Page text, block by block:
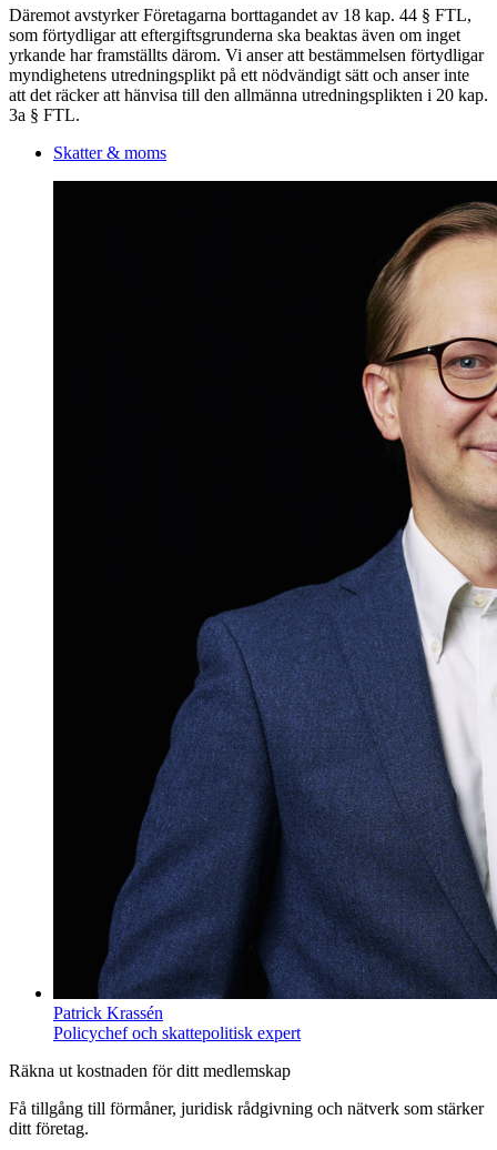
Däremot avstyrker Företagarna borttagandet av 18 kap. 44 § FTL,
som förtydligar att eftergiftsgrunderna ska beaktas även om inget
yrkande har framställts därom. Vi anser att bestämmelsen förtydligar
myndighetens utredningsplikt på ett nödvändigt sätt och anser inte
att det räcker att hänvisa till den allmänna utredningsplikten i 20 kap.
3a § FTL.
Skatter & moms
Patrick Krassén
Policychef och skattepolitisk expert
Räkna ut kostnaden för ditt medlemskap
Få tillgång till förmåner, juridisk rådgivning och nätverk som stärker
ditt företag.